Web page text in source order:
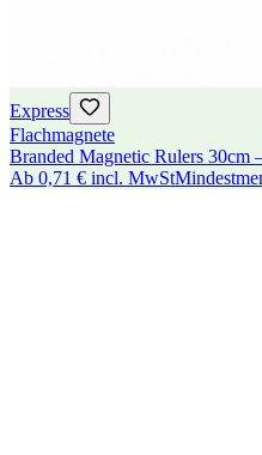
Express
Flachmagnete
Branded Magnetic Rulers
Ab 0,71 € incl. MwSt